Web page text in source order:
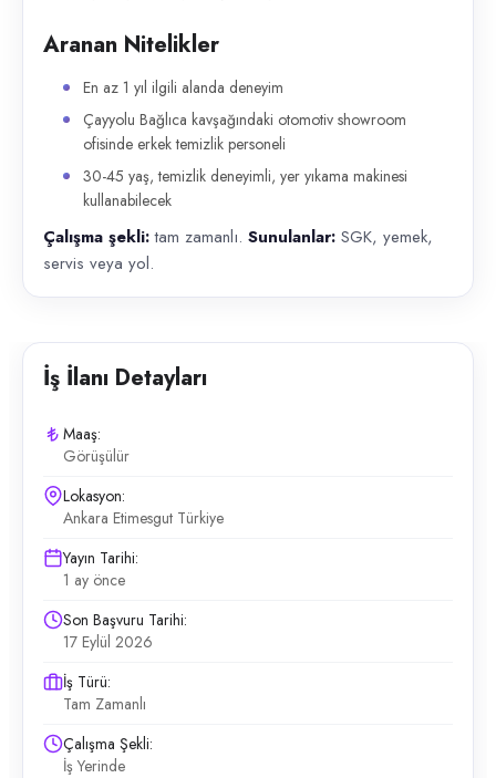
Aranan Nitelikler
En az 1 yıl ilgili alanda deneyim
Çayyolu Bağlıca kavşağındaki otomotiv showroom
ofisinde erkek temizlik personeli
30-45 yaş, temizlik deneyimli, yer yıkama makinesi
kullanabilecek
Çalışma şekli:tam zamanlı. Sunulanlar: SGK, yemek,
servis veya yol.
İş İlanı Detayları
Maaş:
Görüşülür
Lokasyon:
Ankara Etimesgut Türkiye
Yayın Tarihi:
1 ay önce
Son Başvuru Tarihi:
17 Eylül 2026
İş Türü:
Tam Zamanlı
Çalışma Şekli:
İş Yerinde